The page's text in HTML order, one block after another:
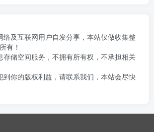
络及互联网用户自发分享，本站仅做收集整
有！
存储空间服务，不拥有所有权，不承担相关
到你的版权利益，请联系我们，本站会尽快